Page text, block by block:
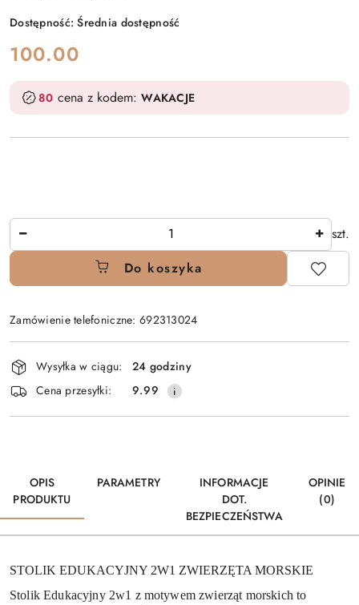
Dostępność:Średnia dostępność
cena:
100.00
80cena z kodem:WAKACJE
Ilość
szt.
Do koszyka
Zamówienie telefoniczne: 692313024
Dostępność
i
dostawa
Wysyłka w ciągu:
24 godziny
Cena przesyłki:
9.99
OPIS
PRODUKTU
PARAMETRY
INFORMACJE
DOT.
BEZPIECZEŃSTWA
OPINIE
(0)
STOLIK EDUKACYJNY 2W1 ZWIERZĘTA MORSKIE
Stolik Edukacyjny 2w1 z motywem zwierząt morskich to